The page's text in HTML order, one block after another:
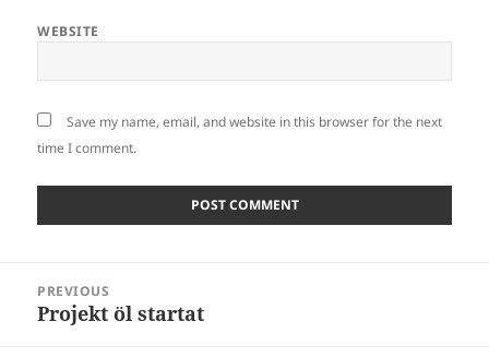
WEBSITE
Save my name, email, and website in this browser for the next
time I comment.
navigation
PREVIOUS
Previous
Projekt öl startat